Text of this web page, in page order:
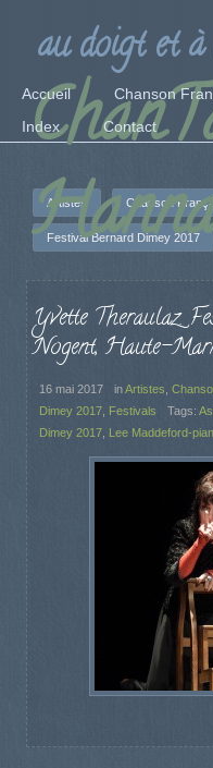
au doigt et à
Accueil Chanson
Index
Contact
Artistes Chanson
Festival Bernard Dimey 2017
Yvette Theraulaz.
Nogent, Haute-
16 mai 2017 inArtistes
Dimey 2017 Festivals Tags:
Dimey 2017 Lee Maddeford-